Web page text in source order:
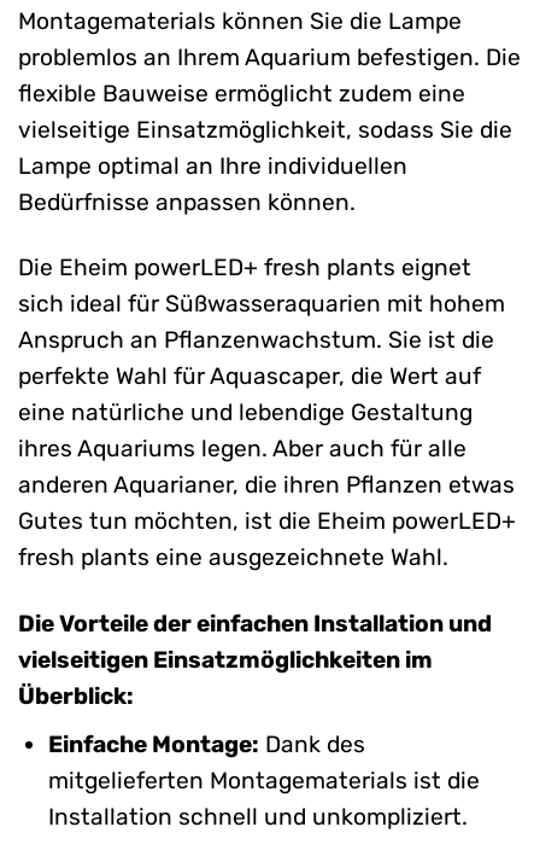
Montagematerials können Sie die Lampe
problemlos an Ihrem Aquarium befestigen. Die
flexible Bauweise ermöglicht zudem eine
vielseitige Einsatzmöglichkeit, sodass Sie die
Lampe optimal an Ihre individuellen
Bedürfnisse anpassen können.
Die Eheim powerLED+ fresh plants eignet
sich ideal für Süßwasseraquarien mit hohem
Anspruch an Pflanzenwachstum. Sie ist die
perfekte Wahl für Aquascaper, die Wert auf
eine natürliche und lebendige Gestaltung
ihres Aquariums legen. Aber auch für alle
anderen Aquarianer, die ihren Pflanzen etwas
Gutes tun möchten, ist die Eheim powerLED+
fresh plants eine ausgezeichnete Wahl.
Die Vorteile der einfachen Installation und
vielseitigen Einsatzmöglichkeiten im
Überblick:
Einfache Montage: Dank des
mitgelieferten Montagematerials ist die
Installation schnell und unkompliziert.